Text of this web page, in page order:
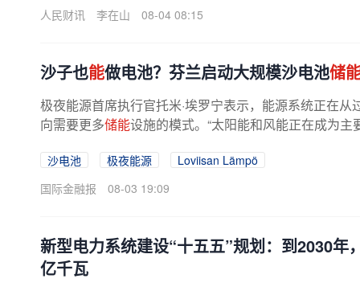
人民财讯
李在山 08-04 08:15
沙子也能做电池？芬兰启动大规模沙电池储
极夜能源首席执行官托米·埃罗宁表示，能源系统正在从
向需要更多储能设施的模式。“太阳能和风能正在成为
沙电池 极夜能源
Loviisan Lämpö
国际金融报
08-03 19:09
新型电力系统建设“十五五”规划：到2030
亿千瓦